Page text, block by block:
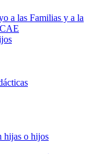
a las Familias y a la
hijas o hijos